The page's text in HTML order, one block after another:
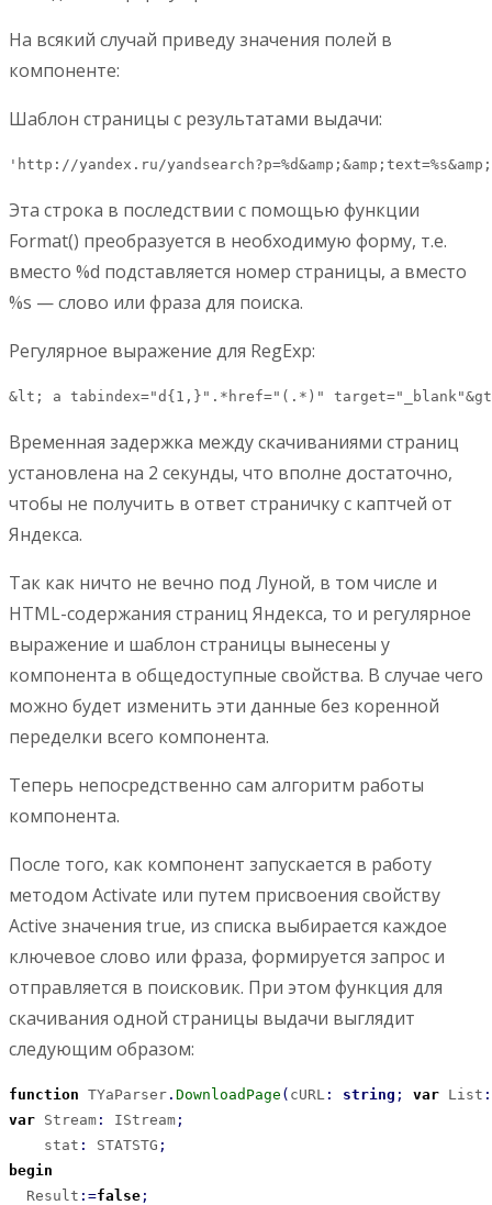
На всякий случай приведу значения полей в
компоненте:
Шаблон страницы с результатами выдачи:
'http://yandex.ru/
Эта строка в последствии с помощью функции
Format() преобразуется в необходимую форму, т.е.
вместо %d подставляется номер страницы, а вместо
%s — слово или фраза для поиска.
Регулярное выражение для RegExp:
&lt; a tabindex="d{1,}".*href="(.*)"
Временная задержка между скачиваниями страниц
установлена на 2 секунды, что вполне достаточно,
чтобы не получить в ответ страничку с каптчей от
Яндекса.
Так как ничто не вечно под Луной, в том числе и
HTML-содержания страниц Яндекса, то и регулярное
выражение и шаблон страницы вынесены у
компонента в общедоступные свойства. В случае чего
можно будет изменить эти данные без коренной
переделки всего компонента.
Теперь непосредственно сам алгоритм работы
компонента.
После того, как компонент запускается в работу
методом Activate или путем присвоения свойству
Active значения true, из списка выбирается каждое
ключевое слово или фраза, формируется запрос и
отправляется в поисковик. При этом функция для
скачивания одной страницы выдачи выглядит
следующим образом:
function TYaParser . DownloadPage ( cURL : string ; var List :
var Stream : IStream ;
    stat
: STATSTG ;
begin
  Result
: =false ;